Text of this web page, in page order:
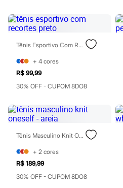
Cuecas
Meias
Pijamas
Personagens
Plus size
Blusas e Camisetas
Calças
Camisas
Jeans
Moda esportiva
Shorts e Bermudas
Todos os produtos
Infantil
Em alta
Arrumadinho para os meninos
Romântico para as meninas
Inverno
Tênis Esportivo Com Recortes Preto
+ 4 cores
R$ 99,99
30% OFF - CUPOM 8DO8
Tênis Masculino Knit Oneself - Areia
+ 2 cores
R$ 189,99
30% OFF - CUPOM 8DO8